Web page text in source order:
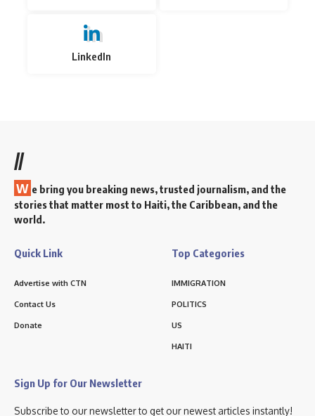
LinkedIn
//
W e bring you breaking news, trusted journalism, and the
stories that matter most to Haiti, the Caribbean, and the
world.
Quick Link
Advertise with CTN
Contact Us
Donate
Top Categories
IMMIGRATION
POLITICS
US
HAITI
Sign Up for Our Newsletter
Subscribe to our newsletter to get our newest articles instantly!